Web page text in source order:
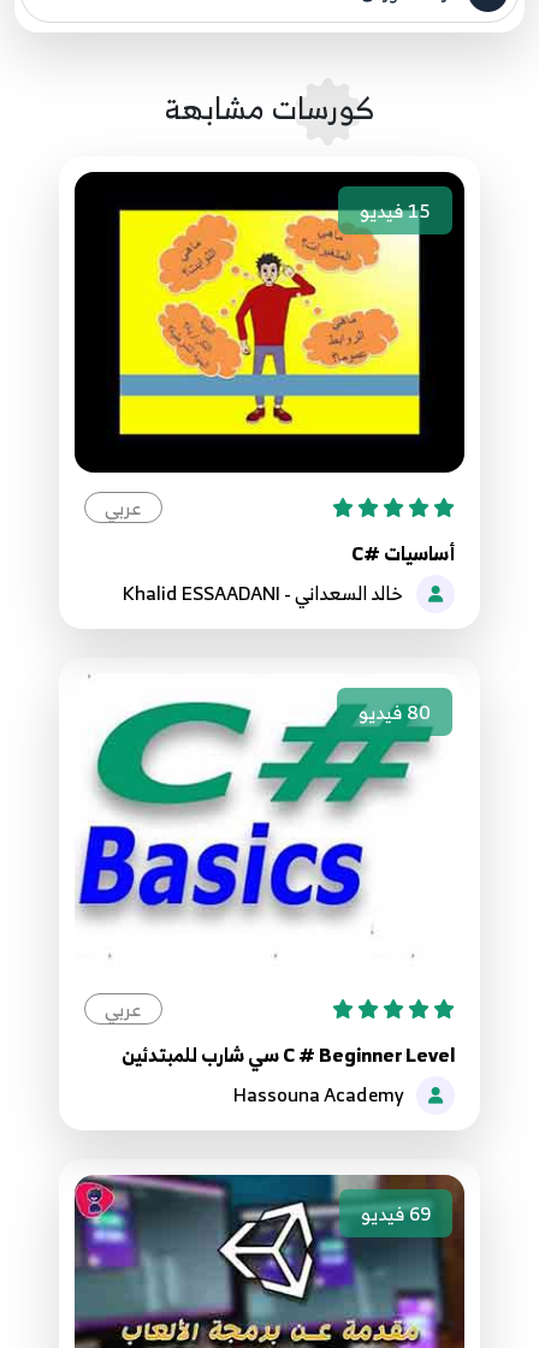
7:58
DataGridView
89.89. برمجة قواعد البيانات - أزرار التمرير باستخدام
Databinding and CurrencyManager
8:37
90.90.برمجة قواعد البيانات - New, Add, Edit,
Delete باستخدام SqlCommandBuilder
10:59
91.91. برمجة قواعد البيانات - الإجراءات المخزنة -
الإنشاء Stored Procedures - Creation
10:48
101
92.92. برمجة قواعد البيانات - الإجراءات المخزنة -
93.93. برمجة قواعد البيانات - الإجراءات المخزنة -
إضافة البيانات Stored Procedures - Insert Data
9:49
94.94. برمجة قواعد البيانات - الإجراءات المخزنة -
حذف البيانات Stored Procedures - Delete Data
104
95.95. برمجة قواعد البيانات - الإجراءات المخزنة -
تحديث البيانات Stored Procedures - Update
Data
9:29
96.96. برمجة قواعد البيانات - تعبئة الكومبوبوكس
3:40
97.97. برمجة قواعد البيانات - مشاهدة التفاصيل
عند الاختيار من الكومبوبوكس ComboBox
12:07
كورسات مشابهة
15فيديو
عربي
أساسيات #C
خالد السعداني - Khalid ESSAADANI
80فيديو
عربي
C # Beginner Level سي شارب للمبتدئين
Hassouna Academy
69فيديو